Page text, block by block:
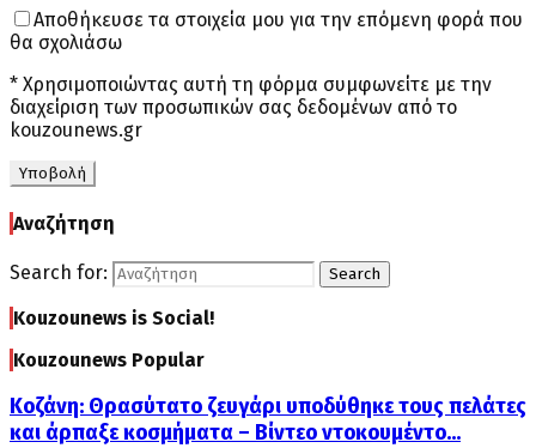
Αποθήκευσε τα στοιχεία μου για την επόμενη φορά που
θα σχολιάσω
* Χρησιμοποιώντας αυτή τη φόρμα συμφωνείτε με την
διαχείριση των προσωπικών σας δεδομένων από το
kouzounews.gr
Αναζήτηση
Search for: Search
Kouzounews is Social!
Kouzounews Popular
Κοζάνη: Θρασύτατο ζευγάρι υποδύθηκε τους πελάτες
και άρπαξε κοσμήματα – Βίντεο ντοκουμέντο...